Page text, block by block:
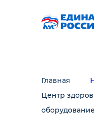
Главная
Центр